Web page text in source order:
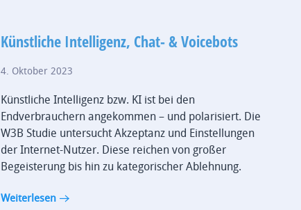
Künstliche Intelligenz, Chat- & Voicebots
4. Oktober 2023
Künstliche Intelligenz bzw. KI ist bei den
Endverbrauchern angekommen – und polarisiert. Die
W3B Studie untersucht Akzeptanz und Einstellungen
der Internet-Nutzer. Diese reichen von großer
Begeisterung bis hin zu kategorischer Ablehnung.
Weiterlesen